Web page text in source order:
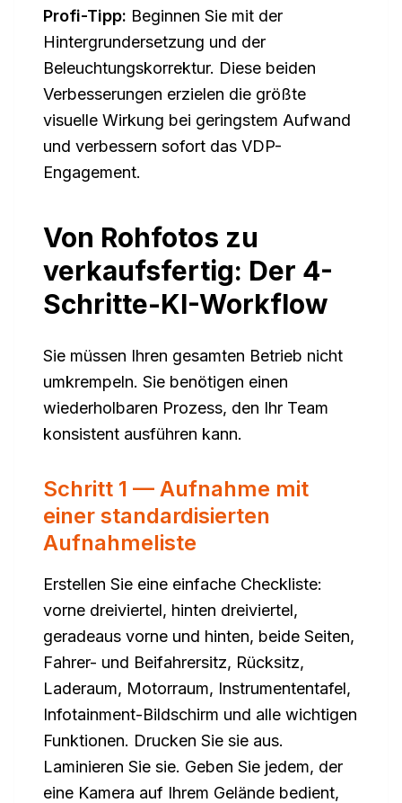
Profi-Tipp: Beginnen Sie mit der
Hintergrundersetzung und der
Beleuchtungskorrektur. Diese beiden
Verbesserungen erzielen die größte
visuelle Wirkung bei geringstem Aufwand
und verbessern sofort das VDP-
Engagement.
Von Rohfotos zu
verkaufsfertig: Der 4-
Schritte-KI-Workflow
Sie müssen Ihren gesamten Betrieb nicht
umkrempeln. Sie benötigen einen
wiederholbaren Prozess, den Ihr Team
konsistent ausführen kann.
Schritt 1 — Aufnahme mit
einer standardisierten
Aufnahmeliste
Erstellen Sie eine einfache Checkliste:
vorne dreiviertel, hinten dreiviertel,
geradeaus vorne und hinten, beide Seiten,
Fahrer- und Beifahrersitz, Rücksitz,
Laderaum, Motorraum, Instrumententafel,
Infotainment-Bildschirm und alle wichtigen
Funktionen. Drucken Sie sie aus.
Laminieren Sie sie. Geben Sie jedem, der
eine Kamera auf Ihrem Gelände bedient,